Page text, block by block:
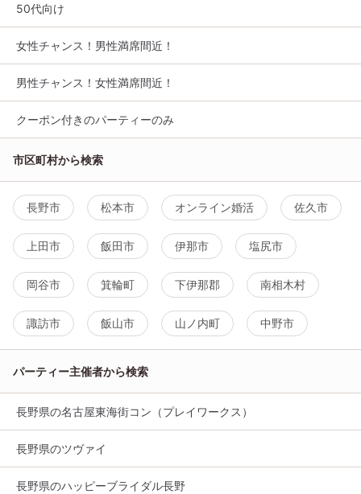
50代向け
女性チャンス！男性満席間近！
男性チャンス！女性満席間近！
クーポン付きのパーティーのみ
市区町村から検索
長野市 松本市 オンライン婚活 佐久市
上田市 飯田市 伊那市 塩尻市
岡谷市 箕輪町 下伊那郡 南相木村
諏訪市 飯山市 山ノ内町 中野市
パーティー主催者から検索
長野県の名古屋東海街コン（プレイワークス）
長野県のツヴァイ
長野県のハッピーブライダル長野